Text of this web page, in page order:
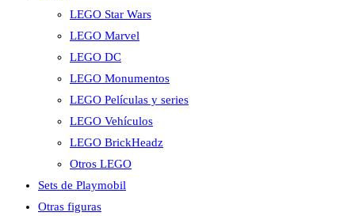
LEGO Star Wars
LEGO Marvel
LEGO DC
LEGO Monumentos
LEGO Películas y series
LEGO Vehículos
LEGO BrickHeadz
Otros LEGO
Sets de Playmobil
Otras figuras